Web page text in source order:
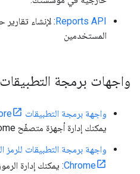
Reports API: لإنشاء
المستخدمين
واجهات برمجة التطبيقات
واجهة برمجة التطبيقات Chrome Enterprise Core
يمكنك إدارة أجهزة متصفّح Chrome لحسابك.
واجهة برمجة التطبيقات
Chrome: يمكنك إدارة